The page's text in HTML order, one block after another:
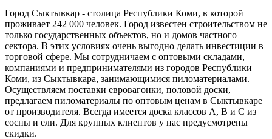
Город Сыктывкар - столица Республики Коми, в которой
проживает 242 000 человек. Город известен строительством не
только государственных объектов, но и домов частного
сектора. В этих условиях очень выгодно делать инвестиции в
торговой сфере. Мы сотрудничаем с оптовыми складами,
компаниями и предпринимателями из городов Республики
Коми, из Сыктывкара, занимающимися пиломатериалами.
Осуществляем поставки евровагонки, половой доски,
предлагаем пиломатериалы по оптовым ценам в Сыктывкаре
от производителя. Всегда имеется доска классов А, В и С из
сосны и ели. Для крупных клиентов у нас предусмотрены
скидки.